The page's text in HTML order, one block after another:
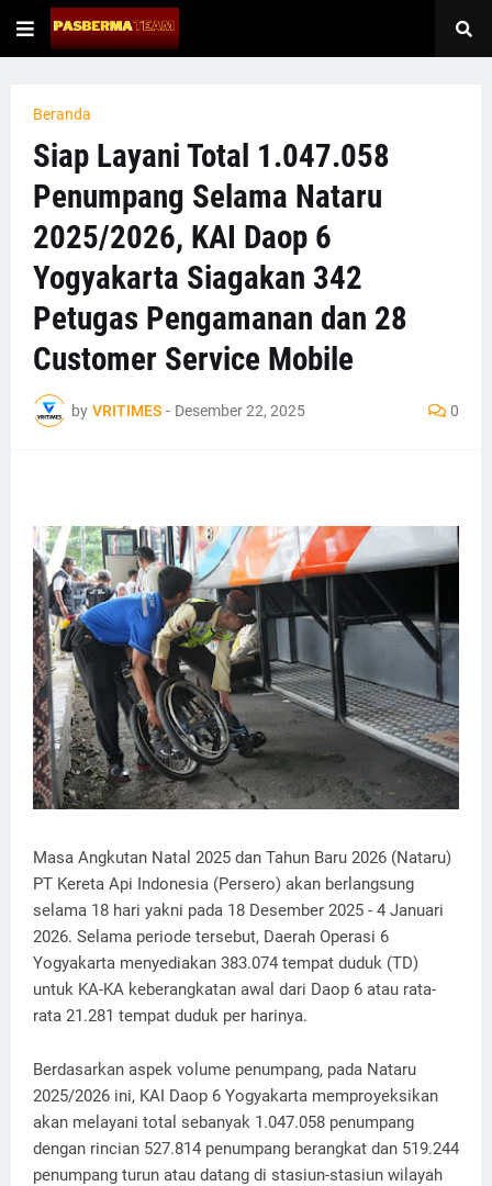
Beranda
Siap Layani Total 1.047.058
Penumpang Selama Nataru
2025/2026, KAI Daop 6
Yogyakarta Siagakan 342
Petugas Pengamanan dan 28
Customer Service Mobile
by VRITIMES - Desember 22, 2025 0
Masa Angkutan Natal 2025 dan Tahun Baru 2026 (Nataru)
PT Kereta Api Indonesia (Persero) akan berlangsung
selama 18 hari yakni pada 18 Desember 2025 - 4 Januari
2026. Selama periode tersebut, Daerah Operasi 6
Yogyakarta menyediakan 383.074 tempat duduk (TD)
untuk KA-KA keberangkatan awal dari Daop 6 atau rata-
rata 21.281 tempat duduk per harinya.
Berdasarkan aspek volume penumpang, pada Nataru
2025/2026 ini, KAI Daop 6 Yogyakarta memproyeksikan
akan melayani total sebanyak 1.047.058 penumpang
dengan rincian 527.814 penumpang berangkat dan 519.244
penumpang turun atau datang di stasiun-stasiun wilayah